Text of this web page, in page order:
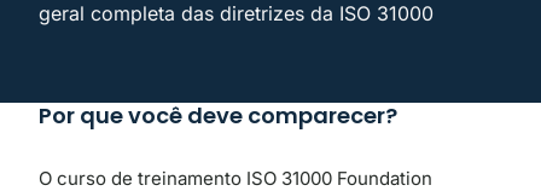
geral completa das diretrizes da ISO 31000
Por que você deve comparecer?
O curso de treinamento ISO 31000 Foundation